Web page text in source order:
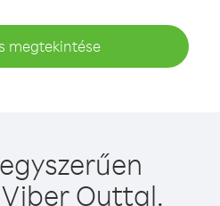
megtekintése
Outtal.